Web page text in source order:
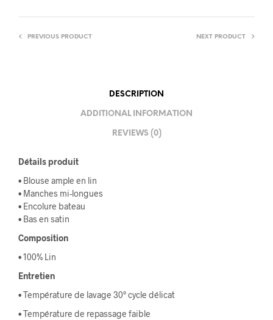
PREVIOUS PRODUCT NEXT PRODUCT
DESCRIPTION
ADDITIONAL INFORMATION
REVIEWS (0)
Détails produit
• Blouse ample en lin
• Manches mi-longues
• Encolure bateau
• Bas en satin
Composition
• 100% Lin
Entretien
• Température de lavage 30° cycle délicat
• Température de repassage faible